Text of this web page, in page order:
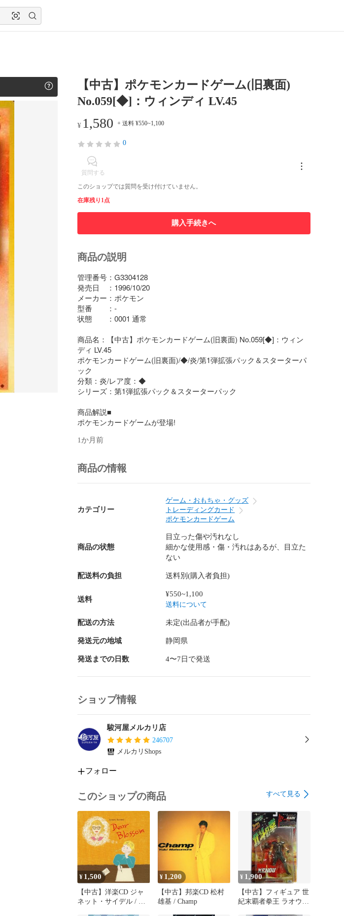
【中古】ポケモンカードゲーム(旧裏面)
No.059[◆]：ウィンディ LV.45
¥ 1,580 + 送料 ¥550~1,100
0
質問する
このショップでは質問を受け付けていません。
在庫残り1点
購入手続きへ
商品の説明
管理番号：G3304128
発売日　：1996/10/20
メーカー：ポケモン
型番　　：-
状態　　：0001 通常
商品名：【中古】ポケモンカードゲーム(旧裏面) No.059[◆]：ウィン
ディ LV.45
ポケモンカードゲーム(旧裏面)/◆/炎/第1弾拡張パック＆スターターパ
ック
分類：炎/レア度：◆
シリーズ：第1弾拡張パック＆スターターパック
商品解説■
ポケモンカードゲームが登場!
1か月前
商品の情報
カテゴリー
ゲーム・おもちゃ・グッズ
トレーディングカード
ポケモンカードゲーム
商品の状態
目立った傷や汚れなし
細かな使用感・傷・汚れはあるが、目立た
ない
配送料の負担 送料別(購入者負担)
送料
¥550~1,100
送料について
配送の方法 未定(出品者が手配)
発送元の地域 静岡県
発送までの日数 4〜7日で発送
ショップ情報
駿河屋メルカリ店
246707
メルカリShops
フォロー
このショップの商品 すべて見る
¥ 1,500
【中古】洋楽CD ジャ
ネット・サイデル / デ
¥ 1,200
【中古】邦楽CD 松村
雄基 / Champ
¥ 1,900
【中古】フィギュア 世
紀末覇者拳王 ラオウ